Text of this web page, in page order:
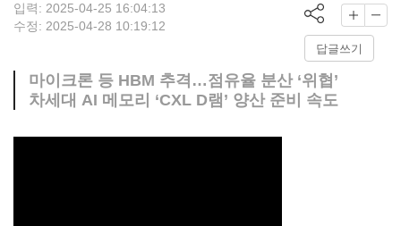
입력: 2025-04-25 16:04:13
수정: 2025-04-28 10:19:12
답글쓰기
마이크론 등 HBM 추격…점유율 분산 ‘위협’
차세대 AI 메모리 ‘CXL D램’ 양산 준비 속도